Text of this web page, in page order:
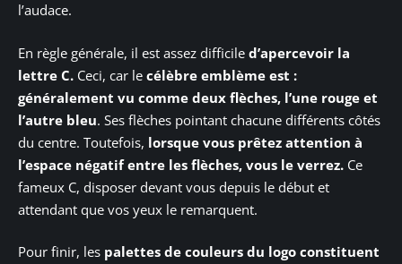
l’audace.
En règle générale, il est assez difficile d’apercevoir la
lettre C. Ceci, car le célèbre emblème est :
généralement vu comme deux flèches, l’une rouge et
l’autre bleu. Ses flèches pointant chacune différents côtés
du centre. Toutefois, lorsque vous prêtez attention à
l’espace négatif entre les flèches, vous le verrez. Ce
fameux C, disposer devant vous depuis le début et
attendant que vos yeux le remarquent.
Pour finir, les palettes de couleurs du logo constituent